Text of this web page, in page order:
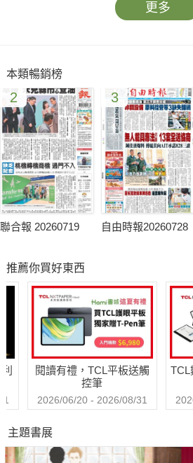
更多
本類暢銷榜
2
聯合報 20260719
3
自由時報20260728
推薦你買好東西
閱讀有禮，TCL平板送觸
控筆
2026/06/20 - 2026/08/31
TCL
主題書展